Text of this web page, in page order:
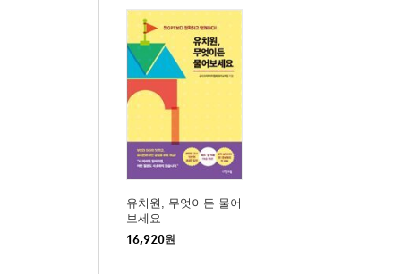
유치원, 무엇이든 물어
보세요
16,920원